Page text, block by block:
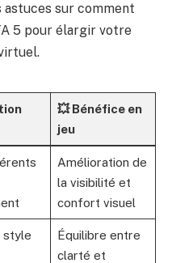
astuces sur comment
5 pour élargir votre
💥 Bénéfice en
jeu
Amélioration de
la visibilité et
confort visuel
style
Équilibre entre
clarté et